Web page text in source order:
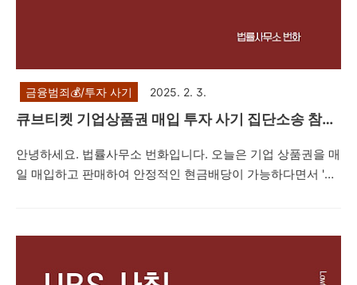
금융범죄💰/투자 사기 2025. 2. 3.
큐브티켓 기업상품권 매입 투자 사기 집단소송 참여
안녕하세요. 법률사무소 번화입니다. 오늘은 기업 상품권을 매
일 매입하고 판매하여 안정적인 현금배당이 가능하다면서 '큐
하며 계속하여 많은 투자금을 지급하게 한 후 나중에는 투자금
켓 사기 사건'에 대한 피해자 집단소송 모집 이야기를 하려고